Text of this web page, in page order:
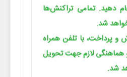
دهید. تمامی تراکنش‌ها
شد.
و پرداخت، با تلفن همراه
لازم جهت تحویل
شد.